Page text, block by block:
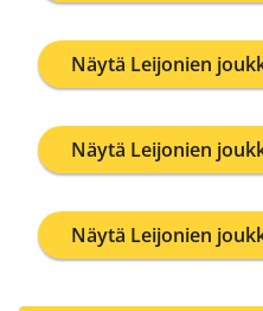
Näytä Leijonien
Näytä Leijonien
Näytä Leijonien